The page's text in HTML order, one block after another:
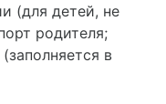
(для детей, не
родителя;
в